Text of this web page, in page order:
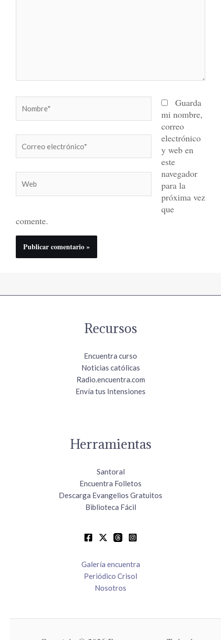
electrónico*
Guarda
mi nombre,
correo
electrónico
y web en
este
navegador
para la
próxima vez
que
comente.
Recursos
Encuentra curso
Noticias católicas
Radio.encuentra.com
Envía tus Intensiones
Herramientas
Santoral
Encuentra Folletos
Descarga Evangelios Gratuitos
Biblioteca Fácil
Galería encuentra
Periódico Crisol
Nosotros